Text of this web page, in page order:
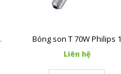
chính hãng
Bóng son T 70W Philips 1
Liên hệ